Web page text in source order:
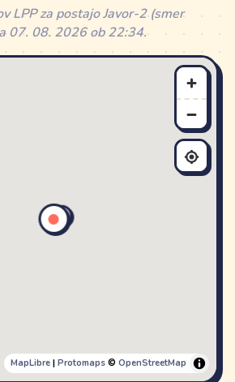
LPP za postajo Javor-2 (smer
07. 08. 2026 ob 22:34.
MapLibre| Protomaps© OpenStreetMap